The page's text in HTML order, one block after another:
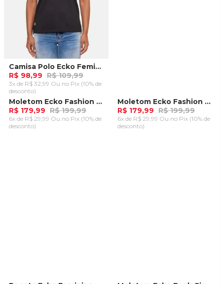
Camisa Polo Ecko Feminina Kubi Preta
R$ 98,99 R$ 109,99
3x de R$ 32,99 Ou no Pix (10% de
desconto)
ADICIONAR AO
CARRINHO
-10%Moletom Ecko Fashion Basic Aberto Azul
R$ 179,99 R$ 199,99
6x de R$ 29,99 Ou no Pix (10% de
desconto)
-10%Moletom Ecko Fashion Basic Aberto Azul Marinho
R$ 179,99 R$ 199,99
6x de R$ 29,99 Ou no Pix (10% de
desconto)